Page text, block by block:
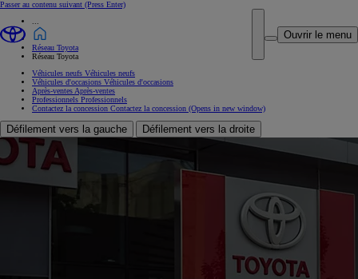
Passer au contenu suivant (Press Enter)
Ouvrir le menu
Réseau Toyota
Réseau Toyota
Véhicules neufs Véhicules neufs
Véhicules d'occasions Véhicules d'occasions
Après-ventes Après-ventes
Professionnels Professionnels
Contactez la concession Contactez la concession (Opens in new window)
Défilement vers la gauche Défilement vers la droite